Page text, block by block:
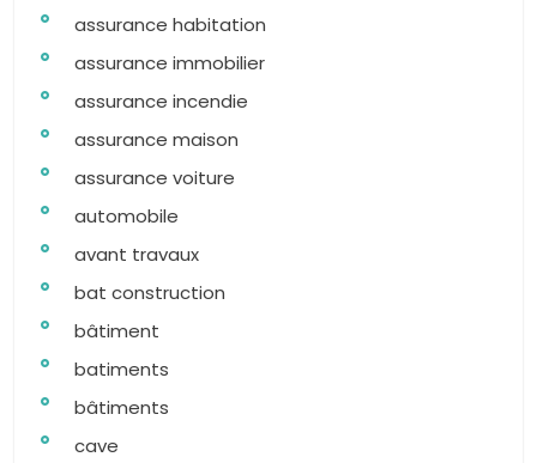
assurance habitation
assurance immobilier
assurance incendie
assurance maison
assurance voiture
automobile
avant travaux
bat construction
bâtiment
batiments
bâtiments
cave